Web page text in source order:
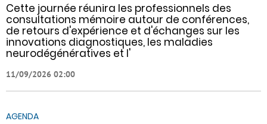
Cette journée réunira les professionnels des
consultations mémoire autour de conférences,
de retours d'expérience et d'échanges sur les
innovations diagnostiques, les maladies
neurodégénératives et l'
11/09/2026 02:00
AGENDA